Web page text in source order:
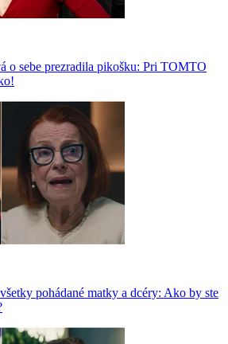
o sebe prezradila pikošku: Pri TOMTO
pohádané matky a dcéry: Ako by ste